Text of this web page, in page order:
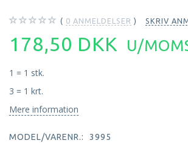
0 ANMELDELSER SKRIV
178,50 DKK U/
1 = 1 stk.
3 = 1 krt.
Mere information
MODEL/VARENR.: 3995